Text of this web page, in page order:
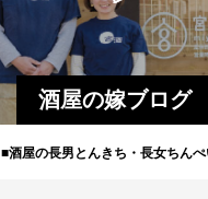
酒屋の嫁ブログ
■酒屋の長男とんきち・長女ちん